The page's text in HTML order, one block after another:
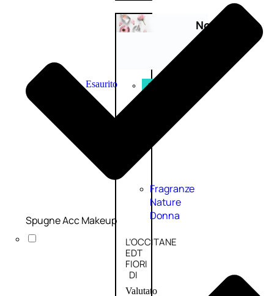
Novità
profumi
Esaurito PROMO
Fragranze
Nature
Donna
L’OCCITANE
EDT
FIORI
DI
Valutato
Spugne Acc Makeup